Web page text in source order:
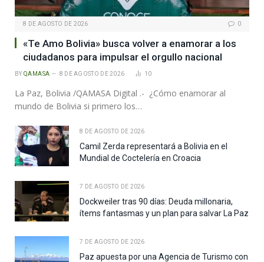
8 DE AGOSTO DE 2026 0
«Te Amo Bolivia» busca volver a enamorar a los
ciudadanos para impulsar el orgullo nacional
BY QAMASA 8 DE AGOSTO DE 2026 10
La Paz, Bolivia /QAMASA Digital .- ¿Cómo enamorar al
mundo de Bolivia si primero los…
8 DE AGOSTO DE 2026
Camil Zerda representará a Bolivia en el
Mundial de Coctelería en Croacia
7 DE AGOSTO DE 2026
Dockweiler tras 90 días: Deuda millonaria,
ítems fantasmas y un plan para salvar La Paz
7 DE AGOSTO DE 2026
Paz apuesta por una Agencia de Turismo con